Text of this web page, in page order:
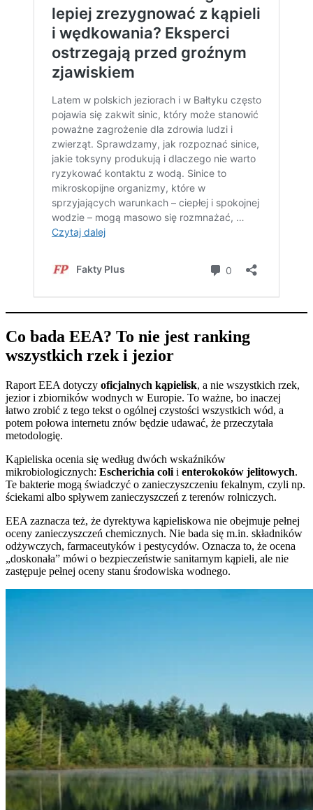
Co bada EEA? To nie jest ranking
wszystkich rzek i jezior
Raport EEA dotyczy oficjalnych kąpielisk, a nie wszystkich rzek,
jezior i zbiorników wodnych w Europie. To ważne, bo inaczej
łatwo zrobić z tego tekst o ogólnej czystości wszystkich wód, a
potem połowa internetu znów będzie udawać, że przeczytała
metodologię.
Kąpieliska ocenia się według dwóch wskaźników
mikrobiologicznych: Escherichia coli i enterokoków jelitowych.
Te bakterie mogą świadczyć o zanieczyszczeniu fekalnym, czyli np.
ściekami albo spływem zanieczyszczeń z terenów rolniczych.
EEA zaznacza też, że dyrektywa kąpieliskowa nie obejmuje pełnej
oceny zanieczyszczeń chemicznych. Nie bada się m.in. składników
odżywczych, farmaceutyków i pestycydów. Oznacza to, że ocena
„doskonała” mówi o bezpieczeństwie sanitarnym kąpieli, ale nie
zastępuje pełnej oceny stanu środowiska wodnego.